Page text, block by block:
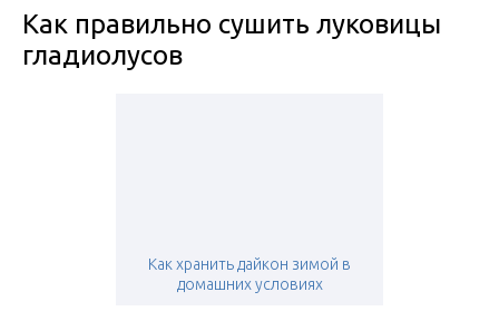
Как правильно сушить луковицы
гладиолусов
Как хранить дайкон зимой в
домашних условиях